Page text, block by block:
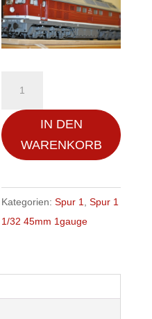
232
DR
Ludmilla
Spur
1
Stahl
IN DEN
WARENKORB
Kategorien:Spur 1 ,Spur 1
1/32 45mm 1gauge